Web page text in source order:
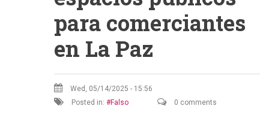
para comerciantes
en La Paz
Wed, 05/14/2025 - 15:56
Posted in:
Falso 0 comments